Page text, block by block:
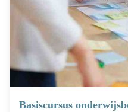
Basiscursus